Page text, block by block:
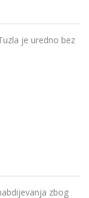
je uredno bez
zbog